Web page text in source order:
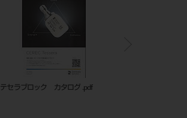
テセラブロック カタログ .pdf